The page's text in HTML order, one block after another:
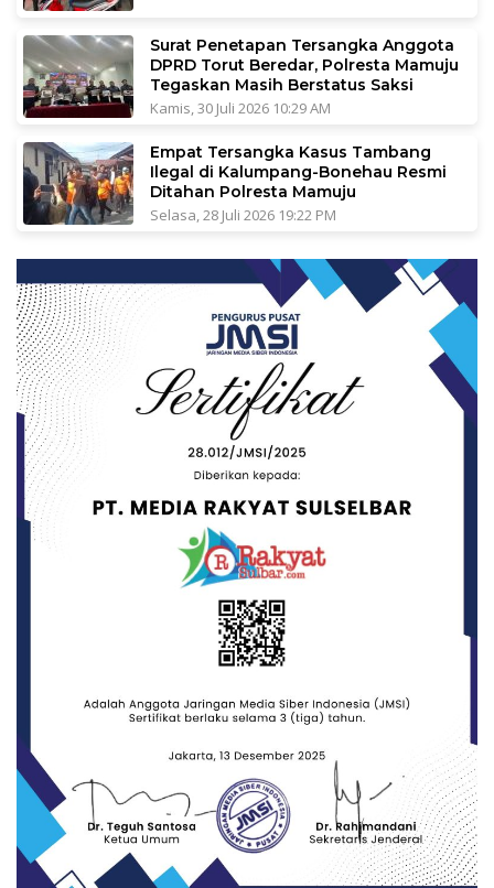
Surat Penetapan Tersangka Anggota
DPRD Torut Beredar, Polresta Mamuju
Tegaskan Masih Berstatus Saksi
Kamis, 30 Juli 2026 10:29 AM
Empat Tersangka Kasus Tambang
Ilegal di Kalumpang-Bonehau Resmi
Ditahan Polresta Mamuju
Selasa, 28 Juli 2026 19:22 PM